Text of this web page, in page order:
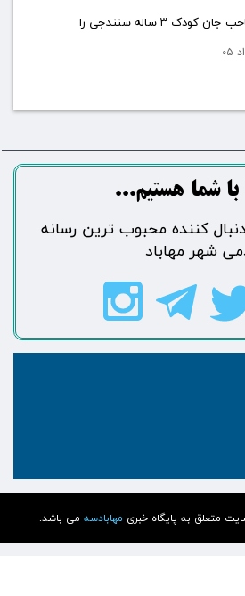
سگ بلاصاحب جان کودک ۳ ساله سنندجی را
مهابادسه می باشد.
شما هستیم...​​​​​​​​​​​​​​
از 200 هزاردنبال کننده محبوب ترین رسانه
شهر مهاباد​​​​​​​​​​​​​​